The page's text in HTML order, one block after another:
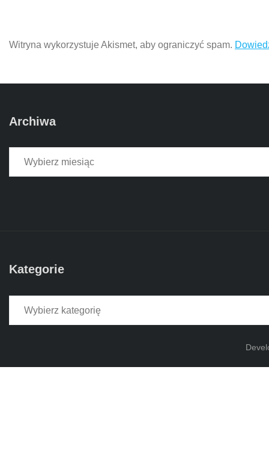
Witryna wykorzystuje Akismet, aby ograniczyć spam.
Archiwa
Kategorie
Kategorie